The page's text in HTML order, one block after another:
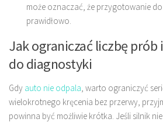
może oznaczać, że przygotowanie do
prawidłowo.
Jak ograniczać liczbę prób
do diagnostyki
Gdy auto nie odpala , warto ograniczyć
wielokrotnego kręcenia bez przerwy,
powinna być możliwie krótka. Jeśli silnik